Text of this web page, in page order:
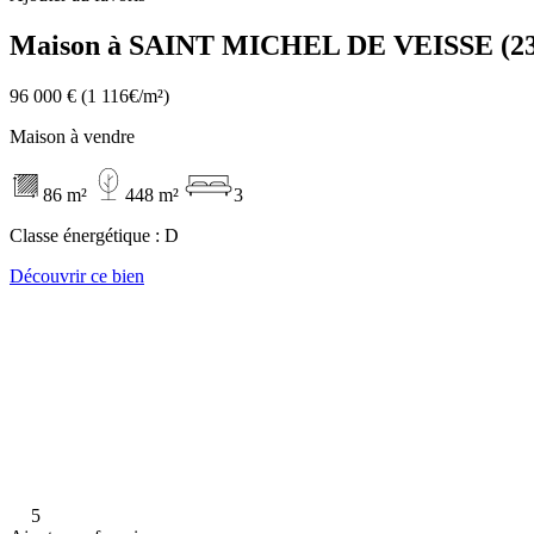
Maison à SAINT MICHEL DE VEISSE
96 000 € (1 116€/m²)
Maison à vendre
86 m² 448 m²
3
Classe énergétique : D
Découvrir ce bien
5